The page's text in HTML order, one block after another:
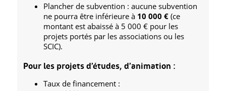
Plancher de subvention : aucune subvention
ne pourra être inférieure à 10 000 € (ce
montant est abaissé à 5 000 € pour les
projets portés par les associations ou les
SCIC).
Pour lesprojets d’études, d’animation :
Taux de financement :